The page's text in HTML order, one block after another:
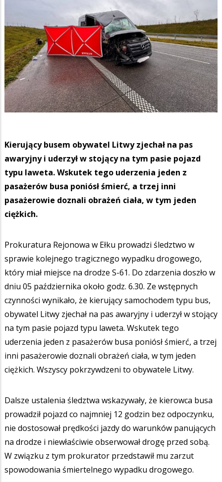
Kierujący busem obywatel Litwy zjechał na pas
awaryjny i uderzył w stojący na tym pasie pojazd
typu laweta. Wskutek tego uderzenia jeden z
pasażerów busa poniósł śmierć, a trzej inni
pasażerowie doznali obrażeń ciała, w tym jeden
ciężkich.
Prokuratura Rejonowa w Ełku prowadzi śledztwo w
sprawie kolejnego tragicznego wypadku drogowego,
który miał miejsce na drodze S-61. Do zdarzenia doszło w
dniu 05 października około godz. 6.30. Ze wstępnych
czynności wynikało, że kierujący samochodem typu bus,
obywatel Litwy zjechał na pas awaryjny i uderzył w stojący
na tym pasie pojazd typu laweta. Wskutek tego
uderzenia jeden z pasażerów busa poniósł śmierć, a trzej
inni pasażerowie doznali obrażeń ciała, w tym jeden
ciężkich. Wszyscy pokrzywdzeni to obywatele Litwy.
Dalsze ustalenia śledztwa wskazywały, że kierowca busa
prowadził pojazd co najmniej 12 godzin bez odpoczynku,
nie dostosował prędkości jazdy do warunków panujących
na drodze i niewłaściwie obserwował drogę przed sobą.
W związku z tym prokurator przedstawił mu zarzut
spowodowania śmiertelnego wypadku drogowego.